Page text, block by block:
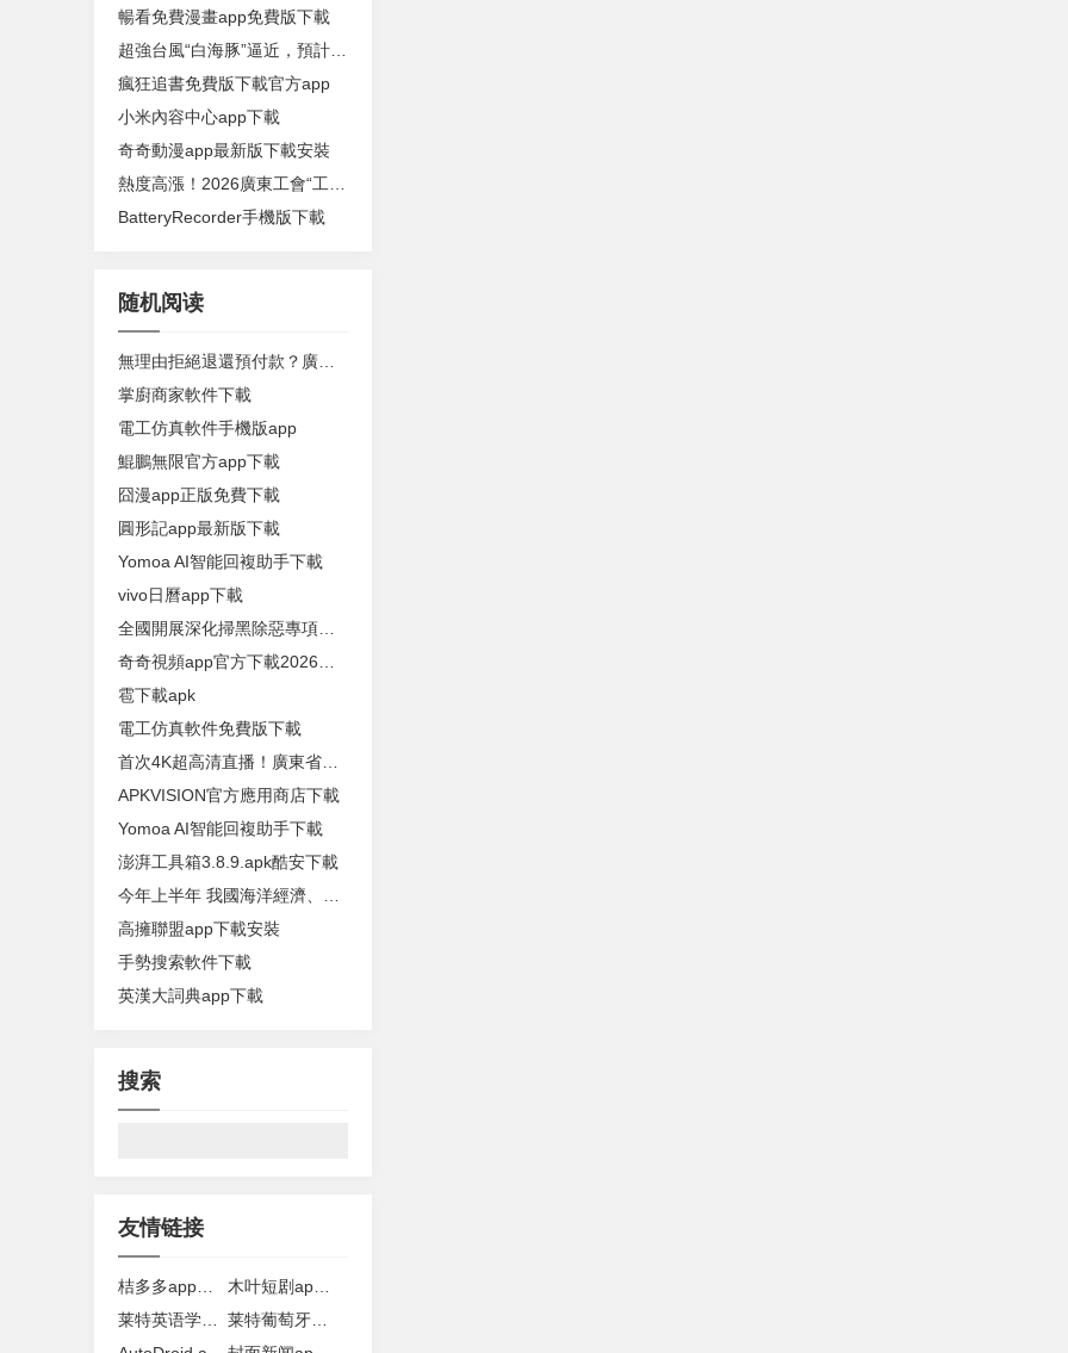
暢看免費漫畫app免費版下載
瘋狂追書免費版下載官方app
小米內容中心app下載
奇奇動漫app最新版下載安裝
BatteryRecorder手機版下載
随机阅读
掌廚商家軟件下載
電工仿真軟件手機版app
鯤鵬無限官方app下載
囧漫app正版免費下載
圓形記app最新版下載
Yomoa AI智能回複助手下載
vivo日曆app下載
雹下載apk
電工仿真軟件免費版下載
APKVISION官方應用商店下載
Yomoa AI智能回複助手下載
澎湃工具箱3.8.9.apk酷安下載
高擁聯盟app下載安裝
手勢搜索軟件下載
英漢大詞典app下載
搜索
友情链接